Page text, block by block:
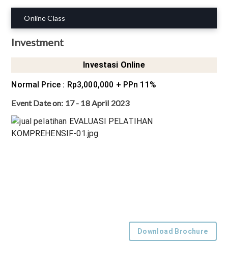
Online Class
Investment
Investasi Online
Normal Price : Rp3,000,000 + PPn 11%
Event Date on: 17 - 18 April 2023
Download Brochure